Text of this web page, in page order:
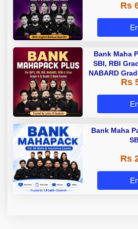
Rs
Bank Maha
SBI, RBI
NABARD
A & Rs
Bank Maha
Rs